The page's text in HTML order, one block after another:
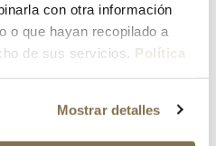
con otra información
o que hayan recopilado a
de sus servicios. Política
Mostrar detalles